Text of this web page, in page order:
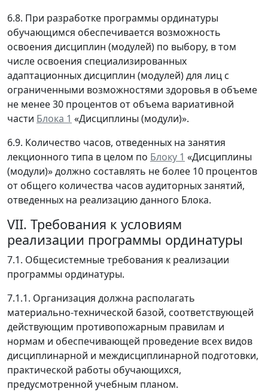
6.8. При разработке программы ординатуры
обучающимся обеспечивается возможность
освоения дисциплин (модулей) по выбору, в том
числе освоения специализированных
адаптационных дисциплин (модулей) для лиц с
ограниченными возможностями здоровья в объеме
не менее 30 процентов от объема вариативной
части Блока 1 «Дисциплины (модули)».
6.9. Количество часов, отведенных на занятия
лекционного типа в целом по Блоку 1 «Дисциплины
(модули)» должно составлять не более 10 процентов
от общего количества часов аудиторных занятий,
отведенных на реализацию данного Блока.
VII. Требования к условиям
реализации программы ординатуры
7.1. Общесистемные требования к реализации
программы ординатуры.
7.1.1. Организация должна располагать
материально-технической базой, соответствующей
действующим противопожарным правилам и
нормам и обеспечивающей проведение всех видов
дисциплинарной и междисциплинарной подготовки,
практической работы обучающихся,
предусмотренной учебным планом.